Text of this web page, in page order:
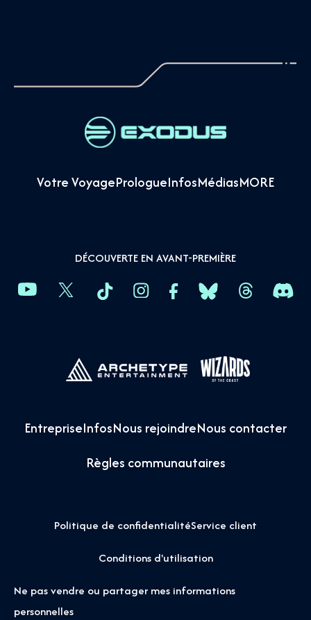
Votre VoyagePrologueInfosMédiasMORE
DÉCOUVERTE EN AVANT-PREMIÈRE
EntrepriseInfosNous rejoindreNous contacter
Règles communautaires
Politique de confidentialitéService client
Conditions d'utilisation
Ne pas vendre ou partager mes informations
personnelles